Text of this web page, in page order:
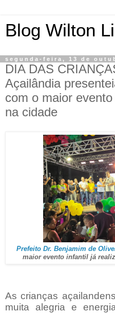
Blog Wilton
segunda-feira, 13 de
DIA DAS
Açailândia
com o maior
na cidade
Prefeito Dr. Benjamim de
maior evento infantil já
As crianças
muita alegria e